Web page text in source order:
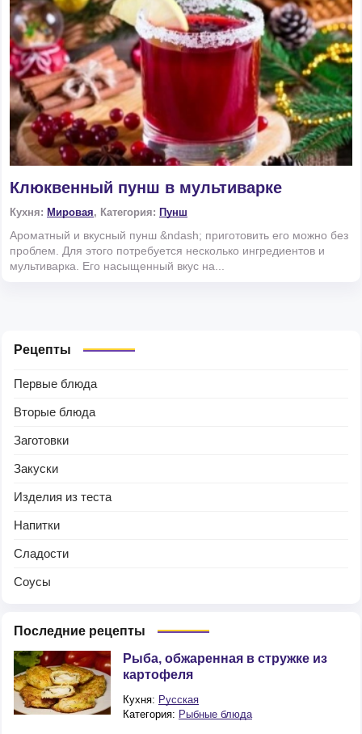
Клюквенный пунш в мультиварке
Кухня: Мировая, Категория: Пунш
Ароматный и вкусный пунш &ndash; приготовить его можно без
проблем. Для этого потребуется несколько ингредиентов и
мультиварка. Его насыщенный вкус на...
Рецепты
Первые блюда
Вторые блюда
Заготовки
Закуски
Изделия из теста
Напитки
Сладости
Соусы
Последние рецепты
Рыба, обжаренная в стружке из
картофеля
Кухня: Русская
Категория: Рыбные блюда